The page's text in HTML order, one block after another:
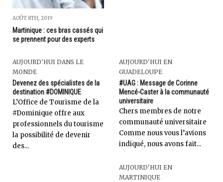
AOÛT 8TH, 2019
Martinique : ces bras cassés qui
se prennent pour des experts
AUJOURD'HUI DANS LE
MONDE
Devenez des spécialistes de la
destination #DOMINIQUE
L’Office de Tourisme de la
#Dominique offre aux
professionnels du tourisme
la possibilité de devenir
des...
AUJOURD'HUI EN
GUADELOUPE
#UAG : Message de Corinne
Mencé-Caster à la communauté
universitaire
Chers membres de notre
communauté universitaire
Comme nous vous l’avions
indiqué, nous avons fait...
AUJOURD'HUI EN
MARTINIQUE